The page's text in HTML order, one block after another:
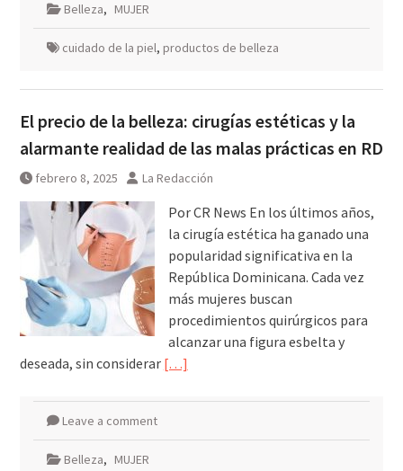
Belleza, MUJER
cuidado de la piel, productos de belleza
El precio de la belleza: cirugías estéticas y la
alarmante realidad de las malas prácticas en RD
febrero 8, 2025 La Redacción
Por CR News En los últimos años,
la cirugía estética ha ganado una
popularidad significativa en la
República Dominicana. Cada vez
más mujeres buscan
procedimientos quirúrgicos para
alcanzar una figura esbelta y
deseada, sin considerar […]
Leave a comment
Belleza, MUJER